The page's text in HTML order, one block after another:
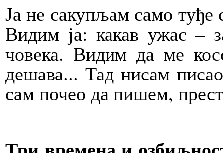
Ја не сакупљам само
Видим ја: какав ужас –
човека. Видим да ме
дешава... Тад нисам
сам почео да пишем,